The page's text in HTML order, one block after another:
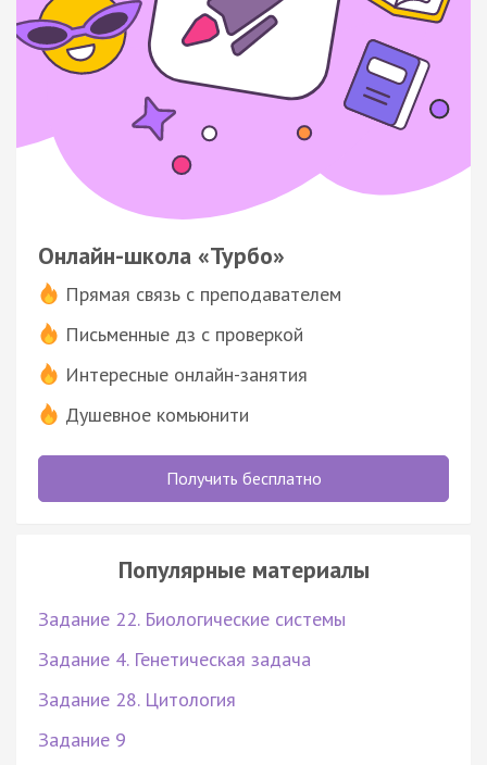
Онлайн-школа «Турбо»
Прямая связь с преподавателем
Письменные дз с проверкой
Интересные онлайн-занятия
Душевное комьюнити
Получить бесплатно
Популярные материалы
Задание 22. Биологические системы
Задание 4. Генетическая задача
Задание 28. Цитология
Задание 9